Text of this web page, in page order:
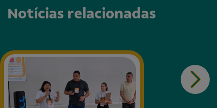
Notícias relacionadas